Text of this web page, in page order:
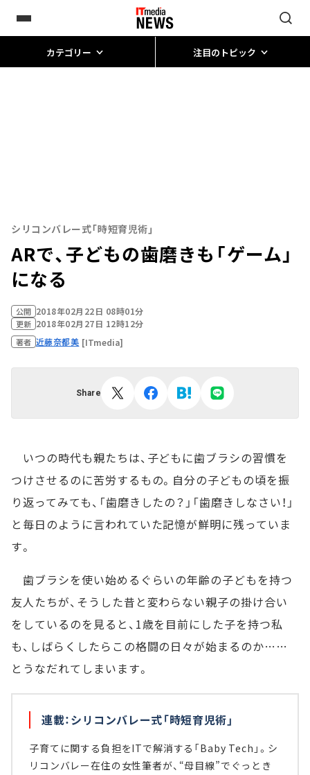
カテゴリー 注目のトピック
シリコンバレー式「時短育児術」
ARで、子どもの歯磨きも「ゲーム」
になる
公開 2018年02月22日 08時01分
更新 2018年02月27日 12時12分
著者 近藤奈都美 [ITmedia]
Share
いつの時代も親たちは、子どもに歯ブラシの習慣を
つけさせるのに苦労するもの。自分の子どもの頃を振
り返ってみても、「歯磨きしたの？」「歯磨きしなさい！」
と毎日のように言われていた記憶が鮮明に残っていま
す。
歯ブラシを使い始めるぐらいの年齢の子どもを持つ
友人たちが、そうした昔と変わらない親子の掛け合い
をしているのを見ると、1歳を目前にした子を持つ私
も、しばらくしたらこの格闘の日々が始まるのか……
とうなだれてしまいます。
連載：シリコンバレー式「時短育児術」
子育てに関する負担をITで解消する「Baby Tech」。シ
リコンバレー在住の女性筆者が、“母目線”でぐっとき